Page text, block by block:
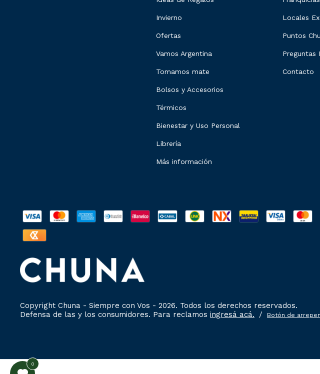
Invierno
Ofertas
Vamos Argentina
Tomamos mate
Bolsos y Accesorios
Térmicos
Bienestar y Uso Personal
Librería
Más información
Locales
Puntos
Preguntas
Contacto
Copyright Chuna - Siempre con Vos - 2026. Todos los derechos reservados.
Defensa de las y los consumidores. Para reclamos ingresá acá. / Botón de
0